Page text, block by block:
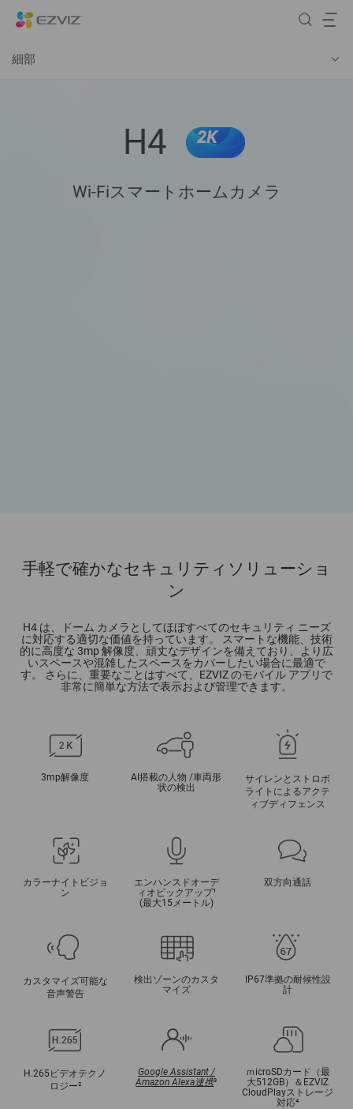
細部
H4 2K
Wi-Fiスマートホームカメラ
手軽で確かなセキュリティソリューショ
ン
H4 は、ドーム カメラとしてほぼすべてのセキュリティ ニーズ
に対応する適切な価値を持っています。 スマートな機能、技術
的に高度な 3mp 解像度、頑丈なデザインを備えており、より広
いスペースや混雑したスペースをカバーしたい場合に最適で
す。 さらに、重要なことはすべて、EZVIZ のモバイル アプリで
非常に簡単な方法で表示および管理できます。
3mp解像度
AI搭載の人物 /車両形
状の検出
サイレンとストロボ
ライトによるアクテ
ィブディフェンス
カラーナイトビジョ
ン
エンハンスドオーデ
ィオピックアップ¹
(最大15メートル)
双方向通話
カスタマイズ可能な
音声警告
検出ゾーンのカスタ
マイズ
IP67準拠の耐候性設
計
H.265ビデオテクノ
ロジー²
Google Assistant /
Amazon Alexa連携³
ｍicroSDカード（最
大512GB）＆EZVIZ
CloudPlayストレージ
対応⁴